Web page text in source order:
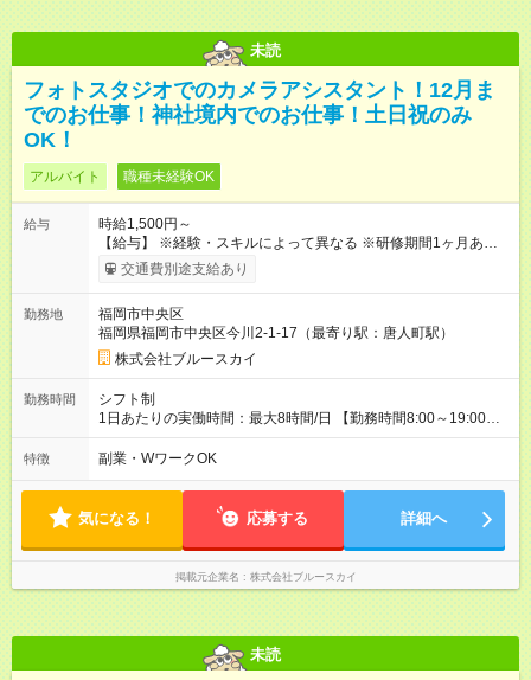
未読
フォトスタジオでのカメラアシスタント！12月ま
でのお仕事！神社境内でのお仕事！土日祝のみ
OK！
アルバイト 職種未経験OK
給与
時給1,500円～
【給与】 ※経験・スキルによって異なる ※研修期間1ヶ月あり ※
別途交通費支給（規定あり） ※特別手当あり 【試用期間】試用
期間あり 試用期間の長さ：1ヶ月 ※ 雇用形態と給与に、本採用
給与：時給 1,100円以上 ※試用期間は経験・能力を考慮して決定
致します。
交通費別途支給あり
勤務地
福岡市中央区
福岡県福岡市中央区今川2-1-17（最寄り駅：唐人町駅）
株式会社ブルースカイ
勤務時間
シフト制
1日あたりの実働時間：最大8時間/日 【勤務時間8:00～19:00の
間で実働8h、休憩1h】 シフトに準ずる 【勤務曜日】 シフト制
特徴 副業・WワークOK
気になる！ 応募する 詳細へ
掲載元企業名 株式会社ブルースカイ
未読